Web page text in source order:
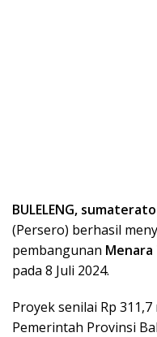
BULELENG,
(Persero) berhasil
pembangunan
pada 8 Juli 2024.
Proyek senilai Rp
Pemerintah Provinsi